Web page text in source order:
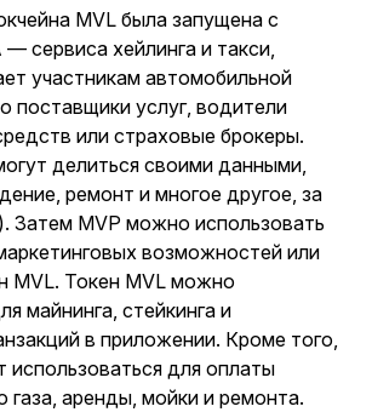
MVL была запущена с
сервиса хейлинга и такси,
участникам автомобильной
поставщики услуг, водители
или страховые брокеры.
делиться своими данными,
ремонт и многое другое, за
Затем MVP можно использовать
возможностей или
MVL. Токен MVL можно
майнинга, стейкинга и
в приложении. Кроме того,
для оплаты
газа, аренды, мойки и ремонта.